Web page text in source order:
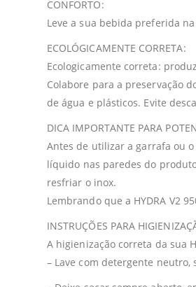
CONFORTO:
Leve a sua bebida preferida
ECOLÓGICAMENTE CORRETA:
Ecologicamente correta:
Colabore para a preservação
de água e plásticos. Evite
DICA IMPORTANTE PARA
Antes de utilizar a garrafa ou
líquido nas paredes do
resfriar o inox.
Lembrando que a HYDRA V2
INSTRUÇÕES PARA
A higienização correta da sua
– Lave com detergente